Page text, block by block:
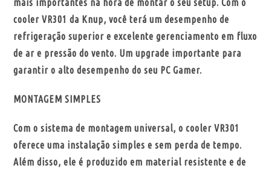
mais importantes na hora de montar o seu setup. Com o
cooler VR301 da Knup, você terá um desempenho de
refrigeração superior e excelente gerenciamento em fluxo
de ar e pressão do vento. Um upgrade importante para
garantir o alto desempenho do seu PC Gamer.
MONTAGEM SIMPLES
Com o sistema de montagem universal, o cooler VR301
oferece uma instalação simples e sem perda de tempo.
Além disso, ele é produzido em material resistente e de